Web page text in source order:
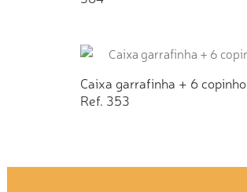
Caixa garrafinha + 6
Ref. 353